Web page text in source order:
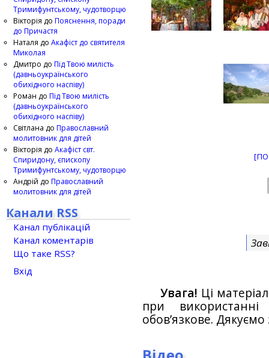
Увага! Ці
при
обов’язкове.
Тримифунтському, чудотворцю
Вікторія до Пояснення, поради
до Причастя
Наталя до Акафіст до святителя
Миколая
Дмитро до Під Твою милість
(давньоукраїнського
обихідного наспіву)
Роман до Під Твою милість
(давньоукраїнського
обихідного наспіву)
Світлана до Православний
молитовник для дітей
Вікторія до Акафіст свт.
Спиридону, єпископу
Тримифунтському, чудотворцю
Андрій до Православний
молитовник для дітей
Канали RSS
Канал публікацій
Канал коментарів
Що таке RSS?
Вхід